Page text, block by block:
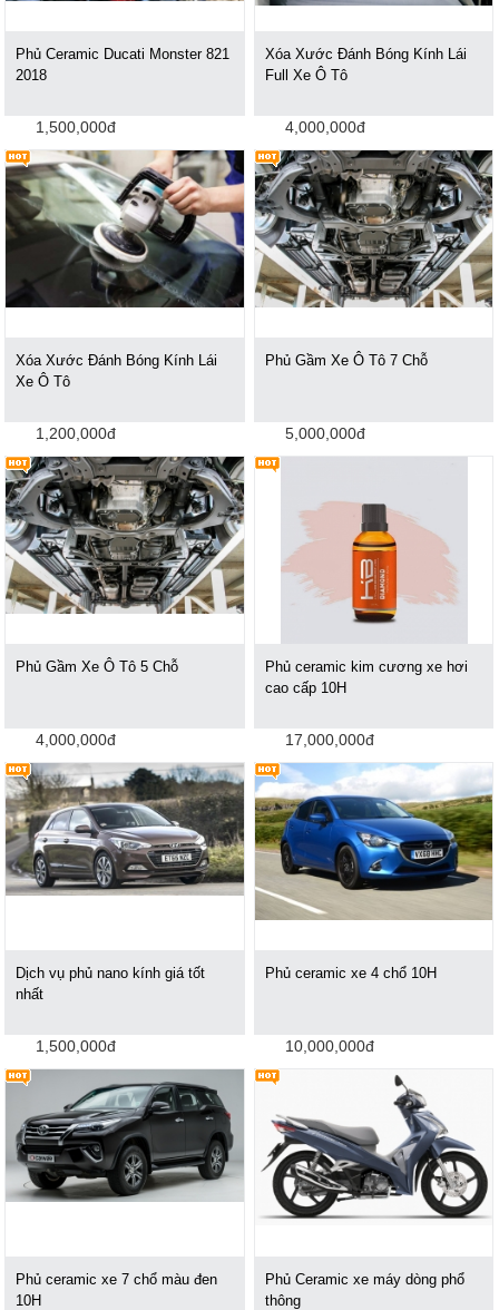
Phủ Ceramic Ducati Monster 821
2018
1,500,000đ
Xóa Xước Đánh Bóng Kính Lái
Full Xe Ô Tô
4,000,000đ
Xóa Xước Đánh Bóng Kính Lái
Xe Ô Tô
1,200,000đ
Phủ Gầm Xe Ô Tô 7 Chỗ
5,000,000đ
Phủ Gầm Xe Ô Tô 5 Chỗ
4,000,000đ
Phủ ceramic kim cương xe hơi
cao cấp 10H
17,000,000đ
Dịch vụ phủ nano kính giá tốt
nhất
1,500,000đ
Phủ ceramic xe 4 chổ 10H
10,000,000đ
Phủ ceramic xe 7 chổ màu đen
10H
Phủ Ceramic xe máy dòng phổ
thông